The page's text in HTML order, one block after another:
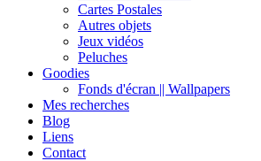
Cartes Postales
Autres objets
Jeux vidéos
Peluches
Goodies
Fonds d'écran || Wallpapers
Mes recherches
Blog
Liens
Contact